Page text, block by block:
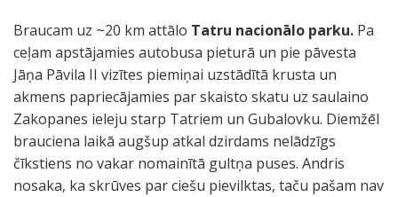
Braucam uz ~20 km attālo Tatru nacionālo parku. Pa
ceļam apstājamies autobusa pieturā un pie pāvesta
Jāņa Pāvila II vizītes piemiņai uzstādītā krusta un
akmens papriecājamies par skaisto skatu uz saulaino
Zakopanes ieleju starp Tatriem un Gubalovku. Diemžēl
brauciena laikā augšup atkal dzirdams nelādzīgs
čīkstiens no vakar nomainītā gultņa puses. Andris
nosaka, ka skrūves par ciešu pievilktas, taču pašam nav